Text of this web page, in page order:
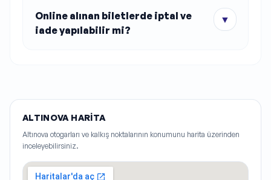
Online alınan biletlerde iptal ve
iade yapılabilir mi?
▼
ALTINOVA HARITA
Altınova otogarları ve kalkış noktalarının konumunu harita üzerinden
inceleyebilirsiniz.